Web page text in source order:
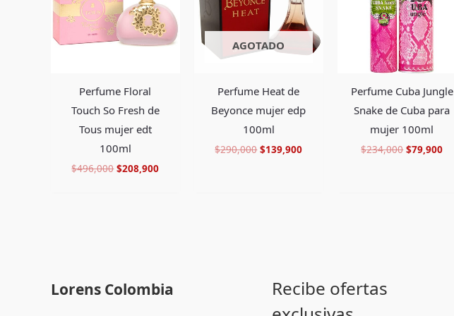
Perfume Floral
Touch So Fresh de
Tous mujer edt
100ml
$496,000 $208,900
AGOTADO
Perfume Heat de
Beyonce mujer edp
100ml
$290,000 $139,900
Perfume Cuba Jungle
Snake de Cuba para
mujer 100ml
$234,000 $79,900
Lorens Colombia
Recibe ofertas